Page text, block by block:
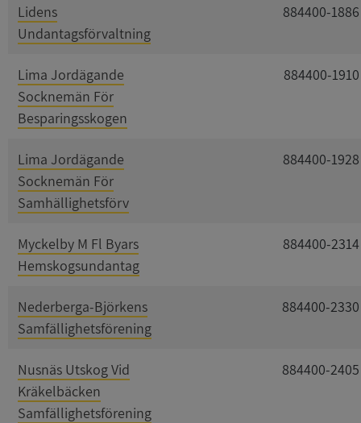
Lidens
Undantagsförvaltning
884400-1886
Lima Jordägande
Socknemän För
Besparingsskogen
884400-1910
Lima Jordägande
Socknemän För
Samhällighetsförv
884400-1928
Myckelby M Fl Byars
Hemskogsundantag
884400-2314
Nederberga-Björkens
Samfällighetsförening
884400-2330
Nusnäs Utskog Vid
Kräkelbäcken
Samfällighetsförening
884400-2405